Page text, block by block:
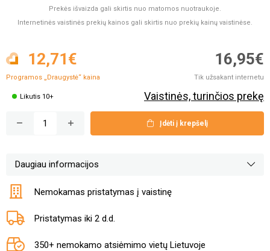
Prekės išvaizda gali skirtis nuo matomos nuotraukoje.
Internetinės vaistinės prekių kainos gali skirtis nuo prekių kainų vaistinėse.
12,71€
Programos „Draugystė“ kaina
16,95€
Tik užsakant internetu
Likutis 10+ Vaistinės, turinčios prekę
Įdėti į krepšelį
Daugiau informacijos
Nemokamas pristatymas į vaistinę
Pristatymas iki 2 d.d.
350+ nemokamo atsiėmimo vietų Lietuvoje